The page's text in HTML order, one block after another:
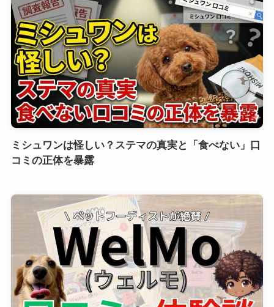
ミシュワンは怪しい？ステマの真実と「食べない」口
コミの正体を暴露